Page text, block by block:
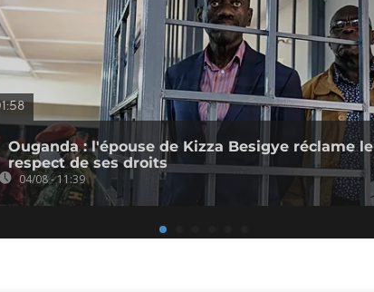
Ouganda : l'épouse de Kizza Besigye réclame le
respect de ses droits
04/08 - 11:39